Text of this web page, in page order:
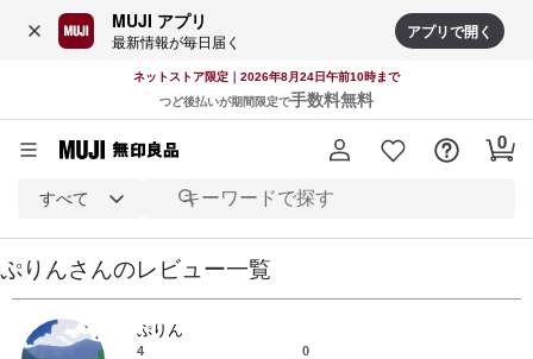
MUJI アプリ
最新情報が毎日届く アプリで開く
ネットストア限定｜2026年8月24日午前10時まで
つど後払いが期間限定で手数料無料
すべて
ぷりんさんのレビュー一覧
ぷりん
4
0